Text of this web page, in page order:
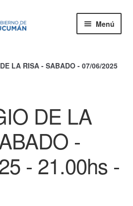
Menú
LA RISA - SABADO - 07/06/2025
DE LA
-
- 21.00hs -